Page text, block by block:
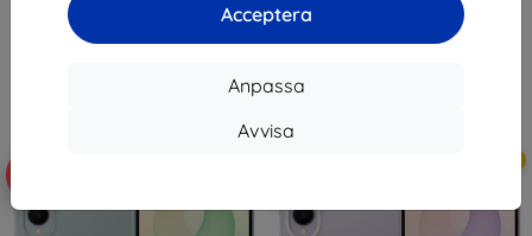
Acceptera
Anpassa
Avvisa
I lager 4 st I lager > 5 st